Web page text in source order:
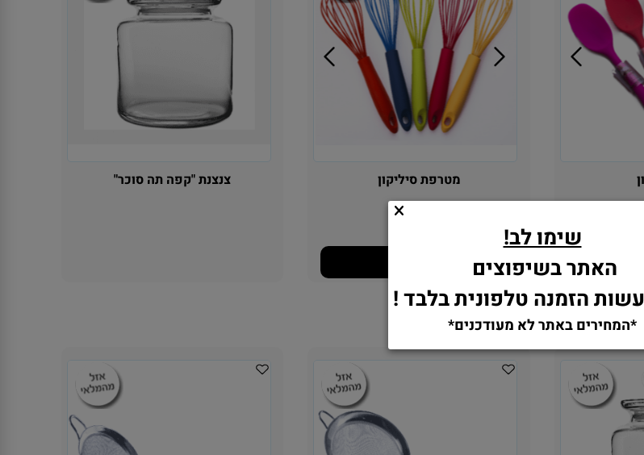
מטרפת סיליקון צנצנת "קפה תה סוכר"
שימו לב!
האתר בשיפוצים
הזמנה טלפונית בלבד !
*המחירים באתר לא מעודכנים*